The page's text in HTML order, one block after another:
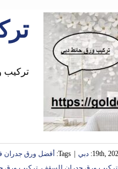
تركيب ورق جدران دبي
دبي Tags: أفضل ورق جدران